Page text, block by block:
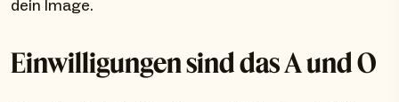
dein Image.
Einwilligungen sind das A und O